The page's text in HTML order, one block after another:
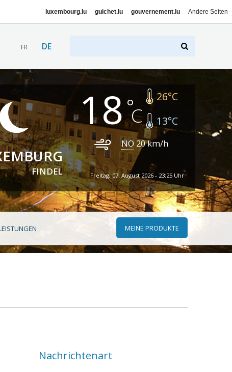
luxembourg.lu guichet.lu gouvernement.lu Andere Seiten
FR DE
FINDEL
18 26°C
13°C
NO 20km/h
Freitag, 07. August 2026 - 23:25 Uhr
MEINE PRODUKTE
Nachrichtenart